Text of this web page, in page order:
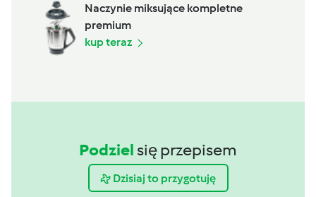
Naczynie miksujące kompletne
premium
kup teraz
Podziel się przepisem
Dzisiaj to przygotuję